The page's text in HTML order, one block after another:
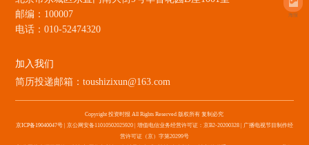
海报
邮编：100007
电话：010-52474320
加入我们
简历投递邮箱：toushizixun@163.com
Copyright 投资时报 All Rights Reserved 版权所有 复制必究
京ICP备19040047号| 京公网安备11010502025920 | 增值电信业务经营许可证：京B2-20200328 | 广播电视节目制作经
营许可证（京）字第20299号